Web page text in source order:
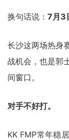
换句话说： 7月3
长沙这两场热身
战机会，也是郭
间窗口。
对手不好打。
KK FMP常年稳